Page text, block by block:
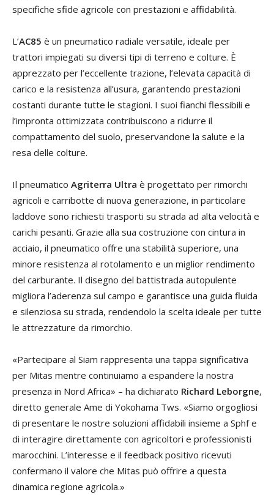
specifiche sfide agricole con prestazioni e affidabilità.
L’AC85 è un pneumatico radiale versatile, ideale per
trattori impiegati su diversi tipi di terreno e colture. È
apprezzato per l’eccellente trazione, l’elevata capacità di
carico e la resistenza all’usura, garantendo prestazioni
costanti durante tutte le stagioni. I suoi fianchi flessibili e
l’impronta ottimizzata contribuiscono a ridurre il
compattamento del suolo, preservandone la salute e la
resa delle colture.
Il pneumatico Agriterra Ultra è progettato per rimorchi
agricoli e carribotte di nuova generazione, in particolare
laddove sono richiesti trasporti su strada ad alta velocità e
carichi pesanti. Grazie alla sua costruzione con cintura in
acciaio, il pneumatico offre una stabilità superiore, una
minore resistenza al rotolamento e un miglior rendimento
del carburante. Il disegno del battistrada autopulente
migliora l’aderenza sul campo e garantisce una guida fluida
e silenziosa su strada, rendendolo la scelta ideale per tutte
le attrezzature da rimorchio.
«Partecipare al Siam rappresenta una tappa significativa
per Mitas mentre continuiamo a espandere la nostra
presenza in Nord Africa» – ha dichiarato Richard Leborgne,
diretto generale Ame di Yokohama Tws. «Siamo orgogliosi
di presentare le nostre soluzioni affidabili insieme a Sphf e
di interagire direttamente con agricoltori e professionisti
marocchini. L’interesse e il feedback positivo ricevuti
confermano il valore che Mitas può offrire a questa
dinamica regione agricola.»